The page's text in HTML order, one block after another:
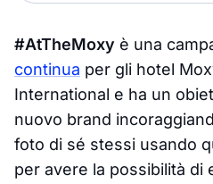
#AtTheMoxy è una
continua per gli hotel
International e ha un
nuovo brand
foto di sé stessi usando
per avere la possibilità di